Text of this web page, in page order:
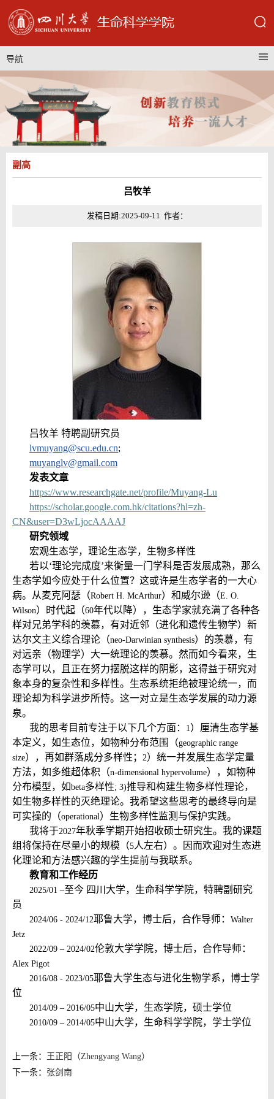
导航
副高
吕牧羊
发稿日期:2025-09-11 作者：
吕牧羊 特聘副研究员
lvmuyang@scu.edu.cn;
muyanglv@gmail.com
发表文章
https://www.researchgate.net/profile/Muyang-Lu
https://scholar.google.com.hk/citations?hl=zh-
CN&user=D3wLjocAAAAJ
研究领域
宏观生态学，理论生态学，生物多样性
若以‘理论完成度’来衡量一门学科是否发展成熟，那么
生态学如今应处于什么位置？这或许是生态学者的一大心
病。从麦克阿瑟（Robert H. McArthur）和威尔逊（E. O.
Wilson）时代起（60年代以降）
，生态学家就充满了各种各
样对兄弟学科的羡慕，有对近邻（进化和遗传生物学）新
达尔文主义综合理论（neo-Darwinian synthesis）的羡慕，有
对远亲（物理学）大一统理论的羡慕。然而如今看来，生
态学可以，且正在努力摆脱这样的阴影，这得益于研究对
象本身的复杂性和多样性。生态系统拒绝被理论统一，而
理论却为科学进步所恃。这一对立是生态学发展的动力源
泉。
我的思考目前专注于以下几个方面：
1 ）厘清生态学基
本定义，如生态位，如物种分布范围（geographic range
size），再如群落成分多样性； 2）统一并发展生态学定量
方法，如多维超体积（n-dimensional hypervolume），如物种
分布模型，如beta多样性; 3)推导和构建生物多样性理论，
如生物多样性的灭绝理论。我希望这些思考的最终导向是
可实操的（operational）生物多样性监测与保护实践。
我将于2027年秋季学期开始招收硕士研究生。我的课题
组将保持在尽量小的规模（5人左右）。因而欢迎对生态进
化理论和方法感兴趣的学生提前与我联系。
教育和工作经历
2025/01 –至今 四川大学，生命科学学院，特聘副研究
员
2024/06 - 2024/12耶鲁大学，博士后，合作导师： Walter
Jetz
2022/09 – 2024/02伦敦大学学院，博士后，合作导师：
Alex Pigot
2016/08 - 2023/05耶鲁大学生态与进化生物学系，博士学
位
2014/09 – 2016/05中山大学，生态学院，硕士学位
2010/09 – 2014/05中山大学，生命科学学院，学士学位
上一条： 王正阳（Zhengyang Wang）
下一条： 张剑南